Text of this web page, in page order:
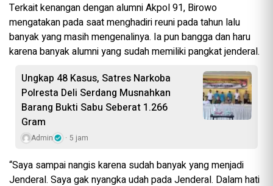
Terkait kenangan dengan alumni Akpol 91, Birowo
mengatakan pada saat menghadiri reuni pada tahun lalu
banyak yang masih mengenalinya. Ia pun bangga dan haru
karena banyak alumni yang sudah memiliki pangkat jenderal.
Ungkap 48 Kasus, Satres Narkoba
Polresta Deli Serdang Musnahkan
Barang Bukti Sabu Seberat 1.266
Gram
Admin 5 jam
“Saya sampai nangis karena sudah banyak yang menjadi
Jenderal. Saya gak nyangka udah pada Jenderal. Dalam hati